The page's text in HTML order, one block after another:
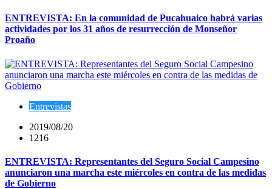
ENTREVISTA: En la comunidad de Pucahuaico habrá varias
actividades por los 31 años de resurrección de Monseñor
Proaño
Entrevistas
2019/08/20
1216
ENTREVISTA: Representantes del Seguro Social Campesino
anunciaron una marcha este miércoles en contra de las medidas
de Gobierno